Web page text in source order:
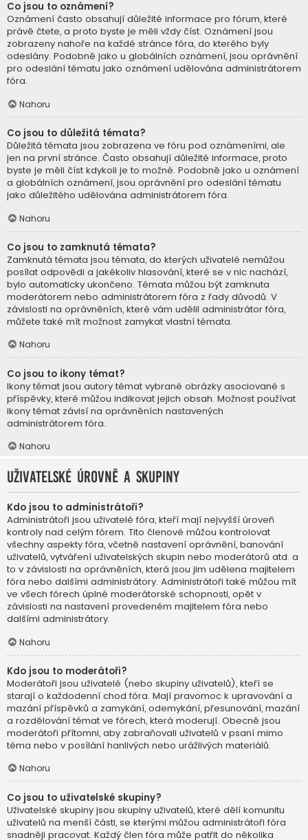
Co jsou to oznámení?
Oznámení často obsahují důležité informace pro fórum, které
právě čtete, a proto byste je měli vždy číst. Oznámení jsou
zobrazeny nahoře na každé stránce fóra, do kterého byly
odeslány. Podobně jako u globálních oznámení, jsou oprávnění
pro odeslání tématu jako oznámení udělována administrátorem
fóra.
Nahoru
Co jsou to důležitá témata?
Důležitá témata jsou zobrazena ve fóru pod oznámeními, ale
jen na první stránce. Často obsahují důležité informace, proto
byste je měli číst kdykoli je to možné. Podobně jako u oznámení
a globálních oznámení, jsou oprávnění pro odeslání tématu
jako důležitého udělována administrátorem fóra.
Nahoru
Co jsou to zamknutá témata?
Zamknutá témata jsou témata, do kterých uživatelé nemůžou
posílat odpovědi a jakékoliv hlasování, které se v nic nachází,
bylo automaticky ukončeno. Témata můžou být zamknuta
moderátorem nebo administrátorem fóra z řady důvodů. V
závislosti na oprávněních, které vám udělil administrátor fóra,
můžete také mít možnost zamykat vlastní témata.
Nahoru
Co jsou to ikony témat?
Ikony témat jsou autory témat vybrané obrázky asociované s
příspěvky, které můžou indikovat jejich obsah. Možnost používat
ikony témat závisí na oprávněních nastavených
administrátorem fóra.
Nahoru
Uživatelské úrovně a skupiny
Kdo jsou to administrátoři?
Administrátoři jsou uživatelé fóra, kteří mají nejvyšší úroveň
kontroly nad celým fórem. Tito členové můžou kontrolovat
všechny aspekty fóra, včetně nastavení oprávnění, banování
uživatelů, vytváření uživatelských skupin nebo moderátorů atd. a
to v závislosti na oprávněních, která jsou jim udělena majitelem
fóra nebo dalšími administrátory. Administrátoři také můžou mít
ve všech fórech úplné moderátorské schopnosti, opět v
závislosti na nastavení provedeném majitelem fóra nebo
dalšími administrátory.
Nahoru
Kdo jsou to moderátoři?
Moderátoři jsou uživatelé (nebo skupiny uživatelů), kteří se
starají o každodenní chod fóra. Mají pravomoc k upravování a
mazání příspěvků a zamykání, odemykání, přesunování, mazání
a rozdělování témat ve fórech, která moderují. Obecně jsou
moderátoři přítomni, aby zabraňovali uživatelů v psaní mimo
téma nebo v posílání hanlivých nebo urážlivých materiálů.
Nahoru
Co jsou to uživatelské skupiny?
Uživatelské skupiny jsou skupiny uživatelů, které dělí komunitu
uživatelů na menší části, se kterými můžou administrátoři fóra
snadněji pracovat. Každý člen fóra může patřit do několika